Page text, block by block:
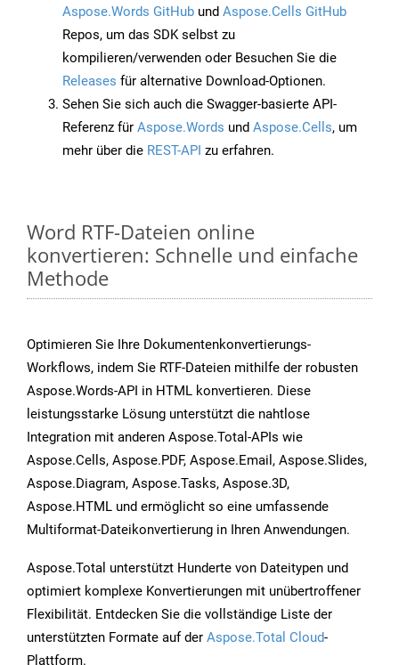
Aspose.Words GitHub und Aspose.Cells GitHub
Repos, um das SDK selbst zu
kompilieren/verwenden oder Besuchen Sie die
Releases für alternative Download-Optionen.
Sehen Sie sich auch die Swagger-basierte API-
Referenz für Aspose.Words und Aspose.Cells, um
mehr über die REST-API zu erfahren.
Word RTF-Dateien online
konvertieren: Schnelle und einfache
Methode
Optimieren Sie Ihre Dokumentenkonvertierungs-
Workflows, indem Sie RTF-Dateien mithilfe der robusten
Aspose.Words-API in HTML konvertieren. Diese
leistungsstarke Lösung unterstützt die nahtlose
Integration mit anderen Aspose.Total-APIs wie
Aspose.Cells, Aspose.PDF, Aspose.Email, Aspose.Slides,
Aspose.Diagram, Aspose.Tasks, Aspose.3D,
Aspose.HTML und ermöglicht so eine umfassende
Multiformat-Dateikonvertierung in Ihren Anwendungen.
Aspose.Total unterstützt Hunderte von Dateitypen und
optimiert komplexe Konvertierungen mit unübertroffener
Flexibilität. Entdecken Sie die vollständige Liste der
unterstützten Formate auf der Aspose.Total Cloud-
Plattform.